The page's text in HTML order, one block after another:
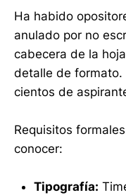
Ha habido
anulado por no
cabecera de la
detalle de formato.
cientos de
Requisitos
conocer:
Tipografía: